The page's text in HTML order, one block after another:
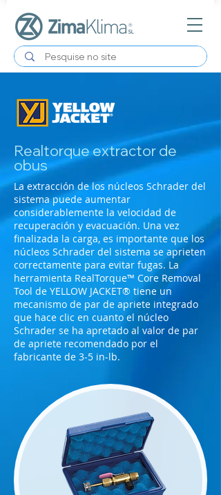
Realtorque extractor de
obus
La extracción de los núcleos Schrader del
sistema puede aumentar
considerablemente la velocidad de
recuperación y evacuación. Una vez
finalizada la carga, es importante que los
núcleos Schrader del sistema se aprieten
correctamente para evitar fugas. La
herramienta RealTorque™ Core Removal
Tool de YELLOW JACKET® tiene un
mecanismo de par de apriete integrado
que hace clic en cuanto el núcleo
Schrader se ha apretado al valor de par
de apriete recomendado por el
fabricante de 3-5 in-lb.